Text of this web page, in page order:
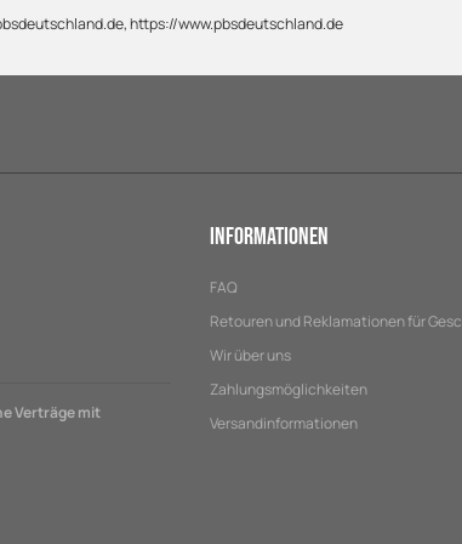
https://www.pbsdeutschland.de
Verträge mit
Informationen
FAQ
Retouren und Reklamationen für
Wir über uns
Zahlungsmöglichkeiten
Versandinformationen